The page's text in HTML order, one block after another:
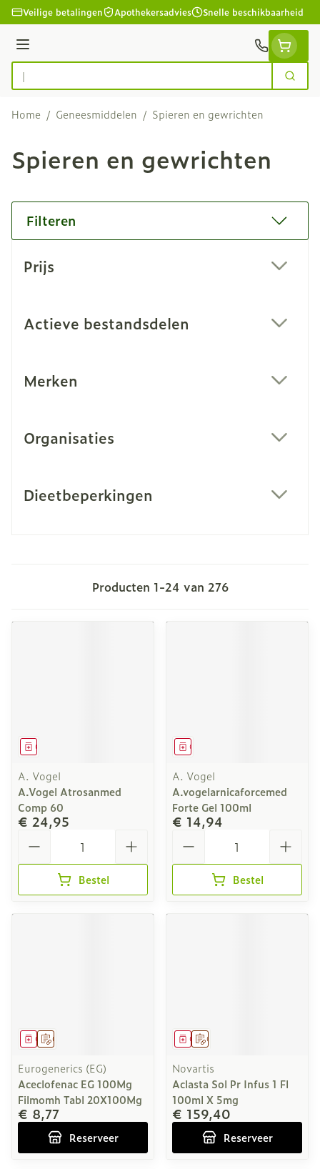
Ga naar de inhoud
Veilige betalingen Apothekersadvies Snelle beschikbaarheid
Menu
Product, merk, categorie...
Zoek
Home / Geneesmiddelen / Spieren en gewrichten
Spieren en gewrichten
Filteren
Prijs
Actieve bestandsdelen
Merken
Organisaties
Dieetbeperkingen
Producten 1-24 van 276
Geneesmiddel
A. Vogel
A.Vogel Atrosanmed
Comp 60
€ 24,95
Bestel
Geneesmiddel
A. Vogel
A.vogelarnicaforcemed
Forte Gel 100ml
€ 14,94
Bestel
Op voorschrift
Geneesmiddel
Eurogenerics (EG)
Aceclofenac EG 100Mg
Filmomh Tabl 20X100Mg
€ 8,77
Reserveer
Op voorschrift
Geneesmiddel
Novartis
Aclasta Sol Pr Infus 1 Fl
100ml X 5mg
€ 159,40
Reserveer